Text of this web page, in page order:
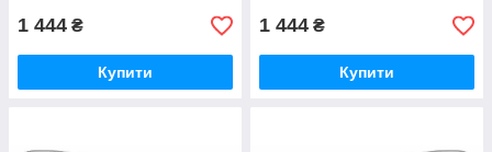
1 444 ₴
Купити
1 444 ₴
Купити